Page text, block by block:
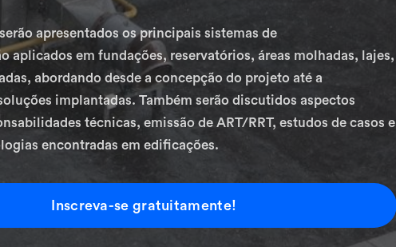
apresentados os principais sistemas de
aplicados em fundações, reservatórios, áreas molhadas, lajes,
abordando desde a concepção do projeto até a
implantadas. Também serão discutidos aspectos
técnicas, emissão de ART/RRT, estudos de casos e
encontradas em edificações.
Inscreva-se gratuitamente!